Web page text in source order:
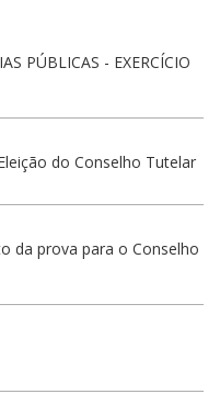
PÚBLICAS - EXERCÍCIO
do Conselho Tutelar
da prova para o Conselho